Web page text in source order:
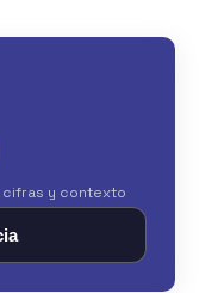
cifras y contexto